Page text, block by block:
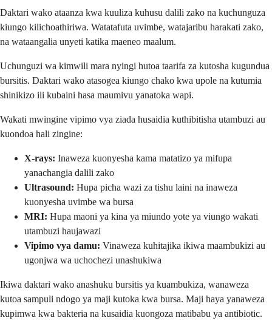
Daktari wako ataanza kwa kuuliza kuhusu dalili zako na kuchunguza
kiungo kilichoathiriwa. Watatafuta uvimbe, watajaribu harakati zako,
na wataangalia unyeti katika maeneo maalum.
Uchunguzi wa kimwili mara nyingi hutoa taarifa za kutosha kugundua
bursitis. Daktari wako atasogea kiungo chako kwa upole na kutumia
shinikizo ili kubaini hasa maumivu yanatoka wapi.
Wakati mwingine vipimo vya ziada husaidia kuthibitisha utambuzi au
kuondoa hali zingine:
X-rays: Inaweza kuonyesha kama matatizo ya mifupa
yanachangia dalili zako
Ultrasound: Hupa picha wazi za tishu laini na inaweza
kuonyesha uvimbe wa bursa
MRI: Hupa maoni ya kina ya miundo yote ya viungo wakati
utambuzi haujawazi
Vipimo vya damu: Vinaweza kuhitajika ikiwa maambukizi au
ugonjwa wa uchochezi unashukiwa
Ikiwa daktari wako anashuku bursitis ya kuambukiza, wanaweza
kutoa sampuli ndogo ya maji kutoka kwa bursa. Maji haya yanaweza
kupimwa kwa bakteria na kusaidia kuongoza matibabu ya antibiotic.